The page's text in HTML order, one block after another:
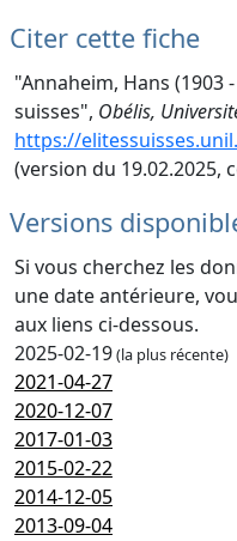
Citer cette fiche
"Annaheim, Hans (1903
suisses", Obélis,
https://
(version du 19.02.2025,
Versions
Si vous cherchez les
une date antérieure,
aux liens ci-dessous.
2025-02-19(la plus récente)
2021-04-27
2020-12-07
2017-01-03
2015-02-22
2014-12-05
2013-09-04